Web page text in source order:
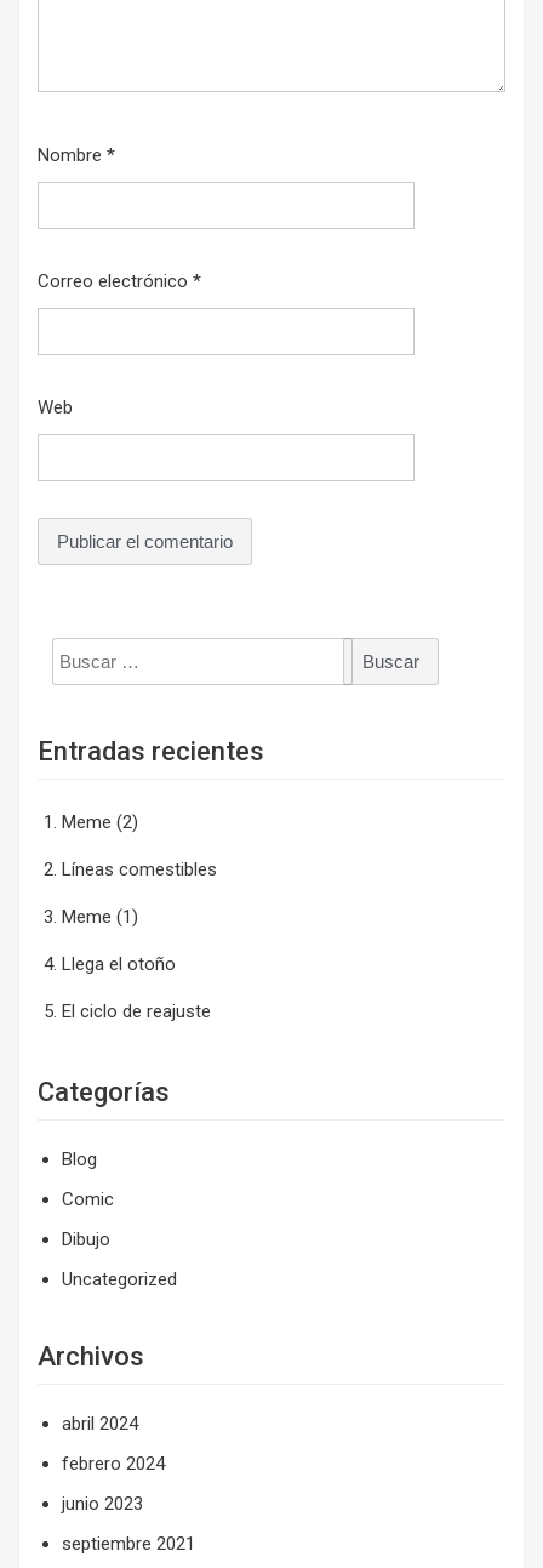
Nombre *
Correo electrónico *
Web
Buscar:
Entradas recientes
Meme (2)
Líneas comestibles
Meme (1)
Llega el otoño
El ciclo de reajuste
Categorías
Blog
Comic
Dibujo
Uncategorized
Archivos
abril 2024
febrero 2024
junio 2023
septiembre 2021